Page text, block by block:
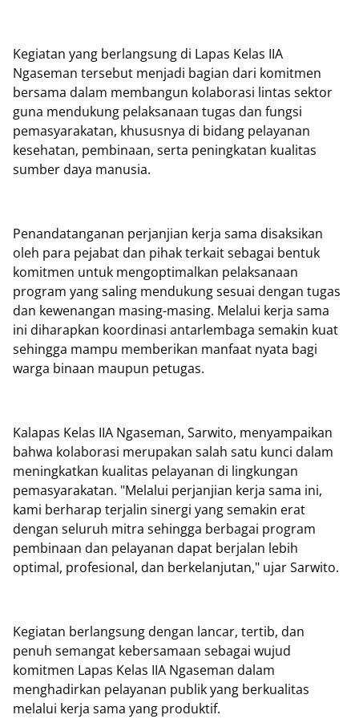
Kegiatan yang berlangsung di Lapas Kelas IIA
Ngaseman tersebut menjadi bagian dari komitmen
bersama dalam membangun kolaborasi lintas sektor
guna mendukung pelaksanaan tugas dan fungsi
pemasyarakatan, khususnya di bidang pelayanan
kesehatan, pembinaan, serta peningkatan kualitas
sumber daya manusia.
Penandatanganan perjanjian kerja sama disaksikan
oleh para pejabat dan pihak terkait sebagai bentuk
komitmen untuk mengoptimalkan pelaksanaan
program yang saling mendukung sesuai dengan tugas
dan kewenangan masing-masing. Melalui kerja sama
ini diharapkan koordinasi antarlembaga semakin kuat
sehingga mampu memberikan manfaat nyata bagi
warga binaan maupun petugas.
Kalapas Kelas IIA Ngaseman, Sarwito, menyampaikan
bahwa kolaborasi merupakan salah satu kunci dalam
meningkatkan kualitas pelayanan di lingkungan
pemasyarakatan. "Melalui perjanjian kerja sama ini,
kami berharap terjalin sinergi yang semakin erat
dengan seluruh mitra sehingga berbagai program
pembinaan dan pelayanan dapat berjalan lebih
optimal, profesional, dan berkelanjutan," ujar Sarwito.
Kegiatan berlangsung dengan lancar, tertib, dan
penuh semangat kebersamaan sebagai wujud
komitmen Lapas Kelas IIA Ngaseman dalam
menghadirkan pelayanan publik yang berkualitas
melalui kerja sama yang produktif.